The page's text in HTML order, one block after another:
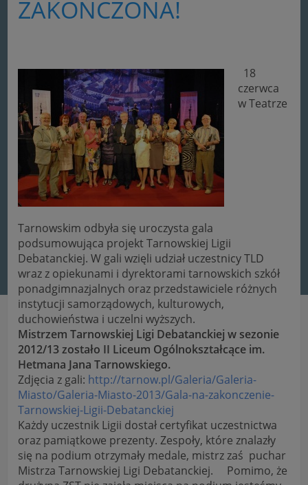
ZAKOŃCZONA!
18
czerwca
w Teatrze
Tarnowskim odbyła się uroczysta gala
podsumowująca projekt Tarnowskiej Ligii
Debatanckiej. W gali wzięli udział uczestnicy TLD
wraz z opiekunami i dyrektorami tarnowskich szkół
ponadgimnazjalnych oraz przedstawiciele różnych
instytucji samorządowych, kulturowych,
duchowieństwa i uczelni wyższych.
Mistrzem Tarnowskiej Ligi Debatanckiej w sezonie
2012/13 zostało II Liceum Ogólnokształcące im.
Hetmana Jana Tarnowskiego.
Zdjęcia z gali: http://tarnow.pl/Galeria/Galeria-
Miasto/Galeria-Miasto-2013/Gala-na-zakonczenie-
Tarnowskiej-Ligii-Debatanckiej
Każdy uczestnik Ligii dostał certyfikat uczestnictwa
oraz pamiątkowe prezenty. Zespoły, które znalazły
się na podium otrzymały medale, mistrz zaś puchar
Mistrza Tarnowskiej Ligi Debatanckiej. Pomimo, że